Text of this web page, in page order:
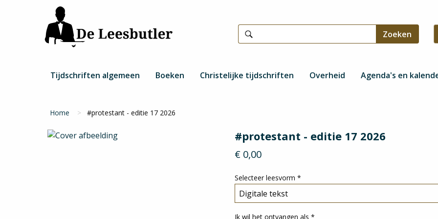
Hoofdnavigatie
Tijdschriften algemeen Boeken Christelijke tijdschriften Overheid Agenda's en
Kruimelpad
Home #protestant - editie 17 2026
#protestant - editie 17 2026
€ 0,00
Selecteer leesvorm*
Ik wil het ontvangen als*